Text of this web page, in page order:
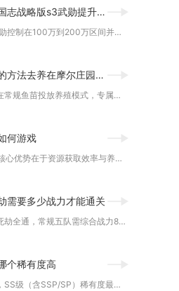
如何合理利用三国志战略版s3武勋提升经验
在S3赛季里，把武勋控制在100万到200万区间并配合分段对...
有没有一种特殊的方法去养在摩尔庄园的井里
摩尔庄园水井不存在常规鱼苗投放养殖模式，专属特殊培育方式依靠...
何游戏
少年三国志VIP7的核心优势在于资源获取效率与养成上限的双重...
需要多少战力才能通关
梦幻西游电脑版生死劫全通，常规五队需综合战力8000万左右；...
个稀有度高
火影忍者羁绊三中，SS级（含SSP/SP）稀有度最高，其次为...